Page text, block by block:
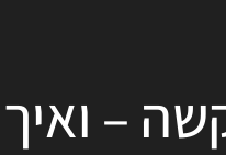
– ואיך